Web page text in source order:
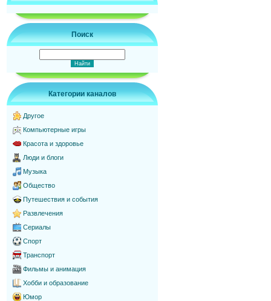
Поиск
Категории каналов
Другое
Компьютерные игры
Красота и здоровье
Люди и блоги
Музыка
Общество
Путешествия и события
Развлечения
Сериалы
Спорт
Транспорт
Фильмы и анимация
Хобби и образование
Юмор